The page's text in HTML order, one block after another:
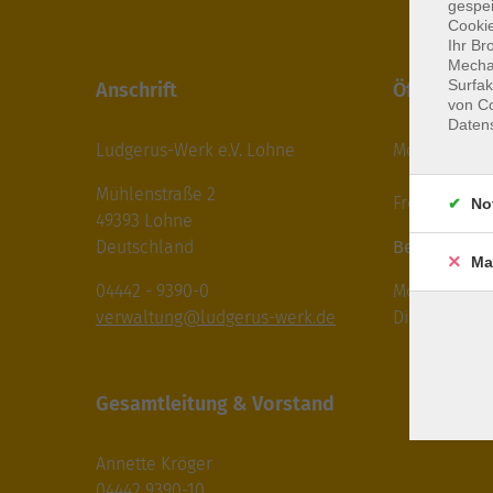
Anschrift
Ludgerus-Werk e.V. Lohne
Mühlenstraße 2
49393 Lohne
Deutschland
04442 - 9390-0
verwaltung@ludgerus-werk.de
Gesamtleitung & Vorstand
Annette Kröger
Mo – Do
14.00-
Freitag
Beratung
Mo - Do
Dienstag
Ihr
von